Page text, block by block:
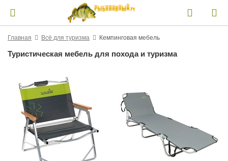
Главная Всё для туризма Кемпинговая мебель
Туристическая мебель для похода и туризма